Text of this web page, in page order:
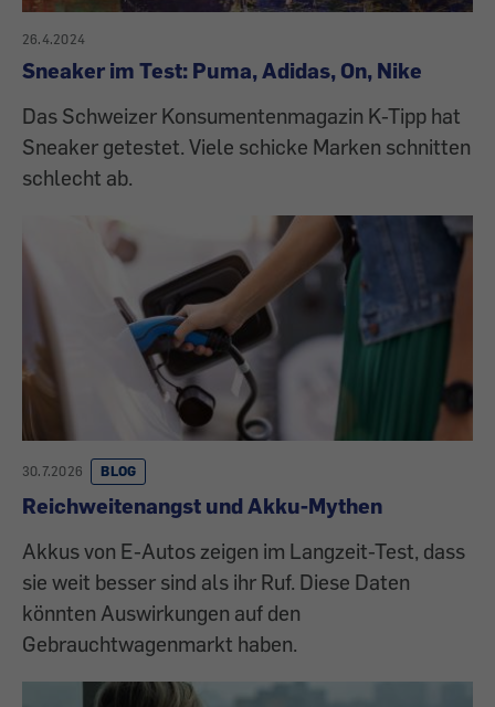
26.4.2024
Sneaker im Test: Puma, Adidas, On, Nike
Das Schweizer Konsumentenmagazin K-Tipp hat
Sneaker getestet. Viele schicke Marken schnitten
schlecht ab.
30.7.2026 BLOG
Reichweitenangst und Akku-Mythen
Akkus von E-Autos zeigen im Langzeit-Test, dass
sie weit besser sind als ihr Ruf. Diese Daten
könnten Auswirkungen auf den
Gebrauchtwagenmarkt haben.